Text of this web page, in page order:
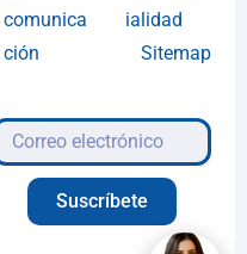
comunica
ción
ialidad
Sitemap
Suscríbete